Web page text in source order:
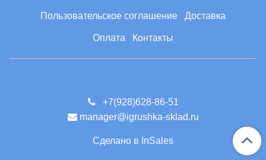
Пользовательское соглашение Доставка
Оплата Контакты
+7(928)628-86-51
manager@igrushka-sklad.ru
Сделано в InSales